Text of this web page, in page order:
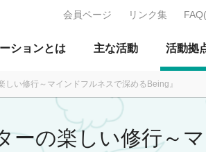
活動法人 日本ファ
ションとは 主な活動 活動拠
会員ページ リンク集
い修行～マインドフルネスで深めるBeing』
ーの楽しい修行～